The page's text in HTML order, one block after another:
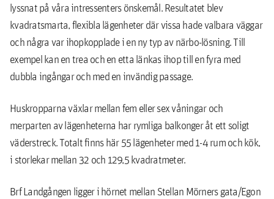
lyssnat på våra intressenters önskemål. Resultatet blev
kvadratsmarta, flexibla lägenheter där vissa hade valbara väggar
och några var ihopkopplade i en ny typ av närbo-lösning. Till
exempel kan en trea och en etta länkas ihop till en fyra med
dubbla ingångar och med en invändig passage.
Huskropparna växlar mellan fem eller sex våningar och
merparten av lägenheterna har rymliga balkonger åt ett soligt
väderstreck. Totalt finns här 55 lägenheter med 1-4 rum och kök,
i storlekar mellan 32 och 129,5 kvadratmeter.
Brf Landgången ligger i hörnet mellan Stellan Mörners gata/Egon